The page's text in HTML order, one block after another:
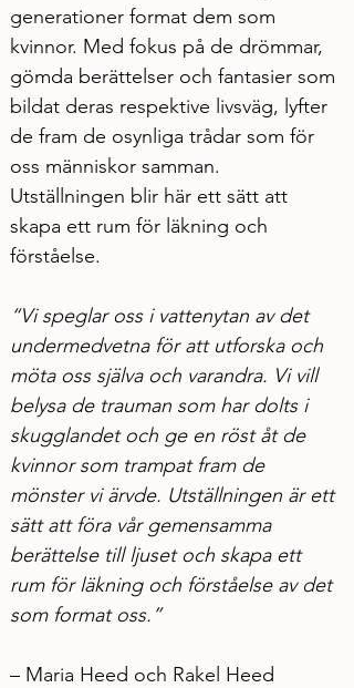
generationer format dem som
kvinnor. Med fokus på de drömmar,
gömda berättelser och fantasier som
bildat deras respektive livsväg, lyfter
de fram de osynliga trådar som för
oss människor samman.
Utställningen blir här ett sätt att
skapa ett rum för läkning och
förståelse.
“Vi speglar oss i vattenytan av det
undermedvetna för att utforska och
möta oss själva och varandra. Vi vill
belysa de trauman som har dolts i
skugglandet och ge en röst åt de
kvinnor som trampat fram de
mönster vi ärvde. Utställningen är ett
sätt att föra vår gemensamma
berättelse till ljuset och skapa ett
rum för läkning och förståelse av det
som format oss.”
– Maria Heed och Rakel Heed